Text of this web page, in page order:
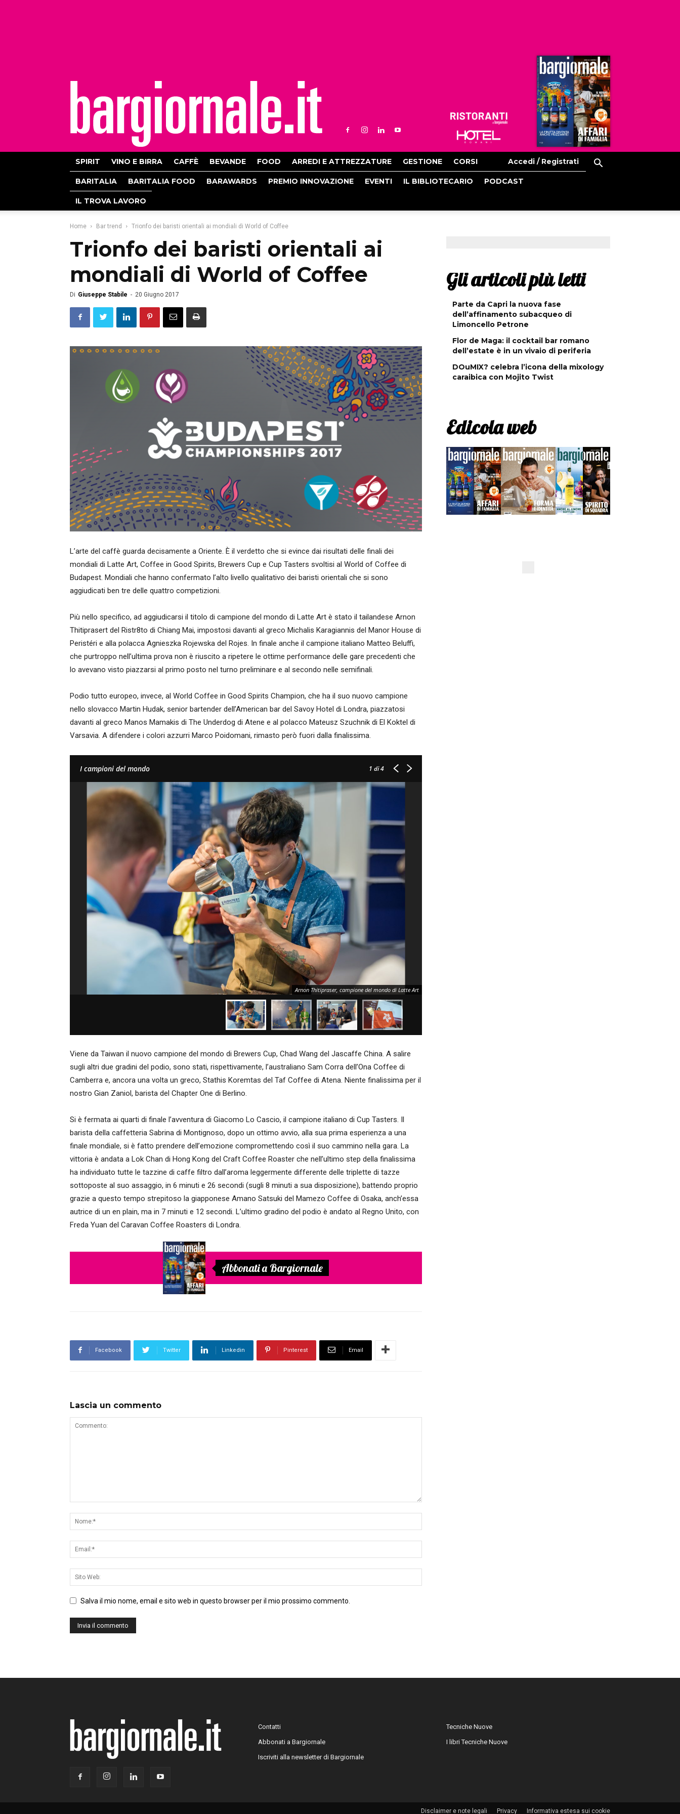
Ristoranti
Hoteldomani
SPIRIT VINO E BIRRA CAFFÈ BEVANDE FOOD ARREDI E ATTREZZATURE GESTIONE CORSI Accedi / Registrati
BARITALIA BARITALIA FOOD BARAWARDS PREMIO INNOVAZIONE EVENTI IL BIBLIOTECARIO PODCAST
IL TROVA LAVORO
Home Bar trend Trionfo dei baristi orientali ai mondiali di World of Coffee
Trionfo dei baristi orientali ai
mondiali di World of Coffee
Di Giuseppe Stabile - 20 Giugno 2017
L’arte del caffè guarda decisamente a Oriente. È il verdetto che si evince dai risultati delle finali dei
mondiali di Latte Art, Coffee in Good Spirits, Brewers Cup e Cup Tasters svoltisi al World of Coffee di
Budapest. Mondiali che hanno confermato l’alto livello qualitativo dei baristi orientali che si sono
aggiudicati ben tre delle quattro competizioni.
Più nello specifico, ad aggiudicarsi il titolo di campione del mondo di Latte Art è stato il tailandese Arnon
Thitiprasert del Ristr8to di Chiang Mai, impostosi davanti al greco Michalis Karagiannis del Manor House di
Peristéri e alla polacca Agnieszka Rojewska del Rojes. In finale anche il campione italiano Matteo Beluffi,
che purtroppo nell’ultima prova non è riuscito a ripetere le ottime performance delle gare precedenti che
lo avevano visto piazzarsi al primo posto nel turno preliminare e al secondo nelle semifinali.
Podio tutto europeo, invece, al World Coffee in Good Spirits Champion, che ha il suo nuovo campione
nello slovacco Martin Hudak, senior bartender dell’American bar del Savoy Hotel di Londra, piazzatosi
davanti al greco Manos Mamakis di The Underdog di Atene e al polacco Mateusz Szuchnik di El Koktel di
Varsavia. A difendere i colori azzurri Marco Poidomani, rimasto però fuori dalla finalissima.
I campioni del mondo 1 di 4
Arnon Thitipraser, campione del mondo di Latte Art
Viene da Taiwan il nuovo campione del mondo di Brewers Cup, Chad Wang del Jascaffe China. A salire
sugli altri due gradini del podio, sono stati, rispettivamente, l’australiano Sam Corra dell’Ona Coffee di
Camberra e, ancora una volta un greco, Stathis Koremtas del Taf Coffee di Atena. Niente finalissima per il
nostro Gian Zaniol, barista del Chapter One di Berlino.
Si è fermata ai quarti di finale l’avventura di Giacomo Lo Cascio, il campione italiano di Cup Tasters. Il
barista della caffetteria Sabrina di Montignoso, dopo un ottimo avvio, alla sua prima esperienza a una
finale mondiale, si è fatto prendere dell’emozione compromettendo così il suo cammino nella gara. La
vittoria è andata a Lok Chan di Hong Kong del Craft Coffee Roaster che nell’ultimo step della finalissima
ha individuato tutte le tazzine di caffe filtro dall’aroma leggermente differente delle triplette di tazze
sottoposte al suo assaggio, in 6 minuti e 26 secondi (sugli 8 minuti a sua disposizione), battendo proprio
grazie a questo tempo strepitoso la giapponese Amano Satsuki del Mamezo Coffee di Osaka, anch’essa
autrice di un en plain, ma in 7 minuti e 12 secondi. L’ultimo gradino del podio è andato al Regno Unito, con
Freda Yuan del Caravan Coffee Roasters di Londra.
Abbonati a Bargiornale
Facebook Twitter Linkedin Pinterest Email
Lascia un commento
Salva il mio nome, email e sito web in questo browser per il mio prossimo commento.
Gli articoli più letti
Parte da Capri la nuova fase
dell’affinamento subacqueo di
Limoncello Petrone
Flor de Maga: il cocktail bar romano
dell’estate è in un vivaio di periferia
DOuMIX? celebra l’icona della mixology
caraibica con Mojito Twist
Edicola web
Contatti
Abbonati a Bargiornale
Iscriviti alla newsletter di Bargiornale
Tecniche Nuove
I libri Tecniche Nuove
Disclaimer e note legali Privacy Informativa estesa sui cookie